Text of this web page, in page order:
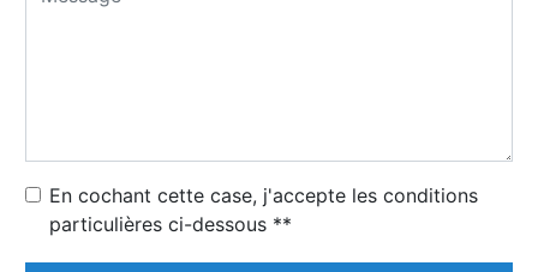
En cochant cette case, j'accepte les conditions
particulières ci-dessous **